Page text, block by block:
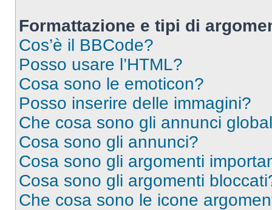
Formattazione e tipi di
Cos’è il BBCode?
Posso usare l’HTML?
Cosa sono le emoticon?
Posso inserire delle immagini?
Che cosa sono gli annunci
Cosa sono gli annunci?
Cosa sono gli argomenti
Cosa sono gli argomenti
Che cosa sono le icone